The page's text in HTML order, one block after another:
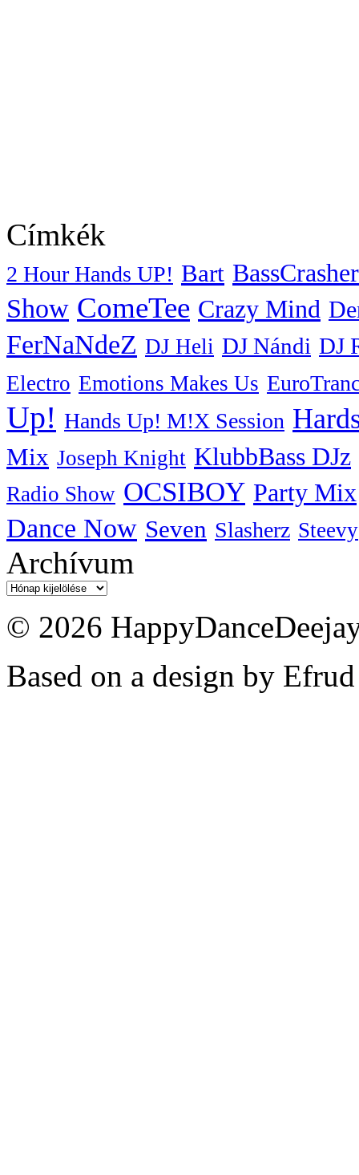
Címkék
2 Hour Hands UP! Bart BassCrasher
Show ComeTee Crazy Mind
FerNaNdeZ DJ Heli DJ Nándi DJ
Electro Emotions Makes Us
Up! Hands Up! M!X Session
Mix Joseph Knight KlubbBass DJz
Radio Show OCSIBOY Party Mix
Dance Now Seven Slasherz Steevy
Archívum
Archívum
© 2026
Based on a design by Efrud